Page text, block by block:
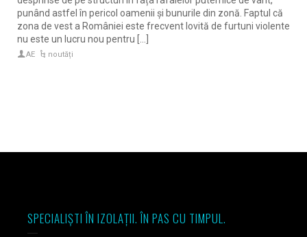
punând astfel în pericol oamenii și bunurile din zonă. Faptul că
zona de vest a României este frecvent lovită de furtuni violente
nu este un lucru nou pentru [...]
AE noutăți
SPECIALIȘTI ÎN IZOLAȚII. ÎN PAS CU TIMPUL.